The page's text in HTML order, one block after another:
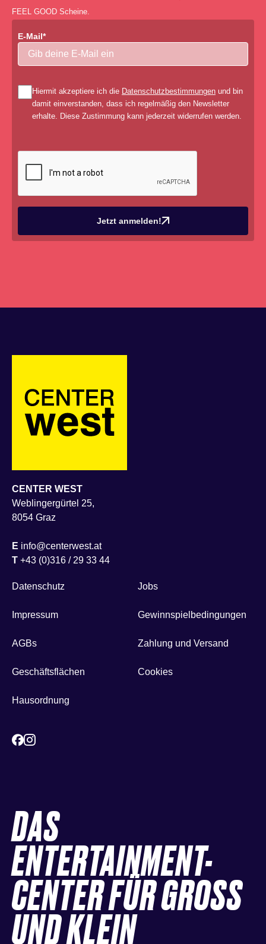
FEEL GOOD Scheine.
E-Mail*
Hiermit akzeptiere ich die Datenschutzbestimmungen und bin
damit einverstanden, dass ich regelmäßig den Newsletter
erhalte. Diese Zustimmung kann jederzeit widerrufen werden.
Jetzt anmelden!
CENTER WEST
Weblingergürtel 25,
8054 Graz
E info@centerwest.at
T +43 (0)316 / 29 33 44
Datenschutz
Impressum
AGBs
Geschäftsflächen
Hausordnung
Jobs
Gewinnspielbedingungen
Zahlung und Versand
Cookies
DAS
ENTERTAINMENT-
CENTER FÜR GROSS
UND KLEIN